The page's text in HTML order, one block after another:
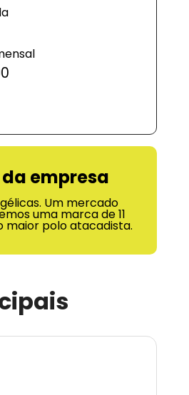
empresa
Um mercado
uma marca de 11
maior polo atacadista.